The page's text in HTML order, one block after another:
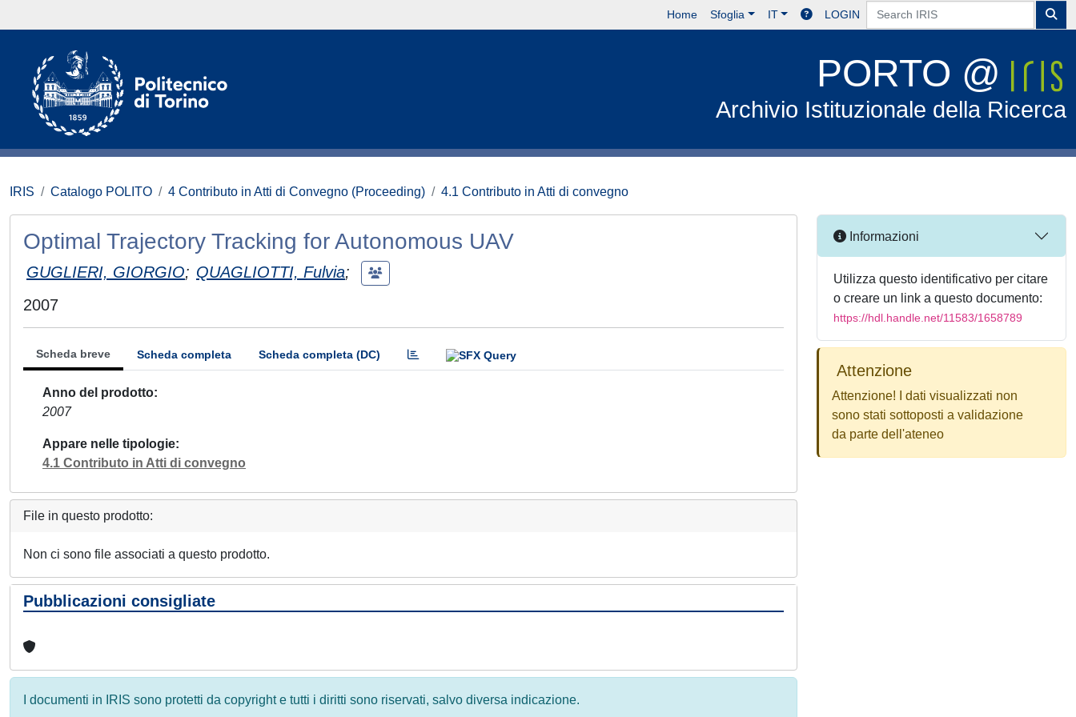
Home Sfoglia IT LOGIN
PORTO @
Archivio Istituzionale della Ricerca
IRIS Catalogo POLITO 4 Contributo in Atti di Convegno (Proceeding) 4.1 Contributo in Atti di convegno
Optimal Trajectory Tracking for Autonomous UAV
GUGLIERI, GIORGIO; QUAGLIOTTI, Fulvia;
2007
Scheda breve Scheda completa Scheda completa (DC)
Anno del prodotto
2007
Appare nelle tipologie
4.1 Contributo in Atti di convegno
File in questo prodotto:
Non ci sono file associati a questo prodotto.
Pubblicazioni consigliate
I documenti in IRIS sono protetti da copyright e tutti i diritti sono riservati, salvo diversa indicazione.
Informazioni
Utilizza questo identificativo per citare
o creare un link a questo documento:
https://hdl.handle.net/11583/1658789
Attenzione
Attenzione! I dati visualizzati non
sono stati sottoposti a validazione
da parte dell'ateneo